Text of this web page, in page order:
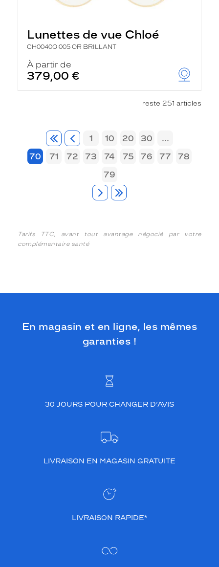
Lunettes de vue Chloé
CH0040O 005 OR BRILLANT
À partir de
379,00 €
reste 251 articles
1 10 20 30
...
70
71 72 73 74 75 76 77
78
79
Tarifs TTC, avant tout avantage négocié par votre
complémentaire santé
En magasin et en ligne, les mêmes
garanties !
30 JOURS POUR CHANGER D’AVIS
LIVRAISON EN MAGASIN GRATUITE
LIVRAISON RAPIDE*